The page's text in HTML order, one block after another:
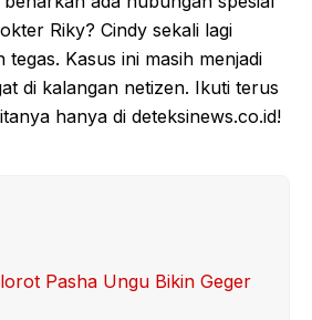
Riky? Cindy sekali lagi
tegas. Kasus ini masih menjadi
di kalangan netizen. Ikuti terus
hanya di deteksinews.co.id!
Pasha Ungu Bikin Geger